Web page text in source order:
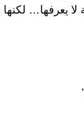
يعرفها… لكنها